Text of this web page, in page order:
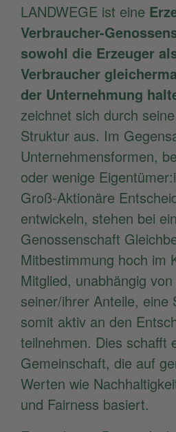
LANDWEGE ist eine
Verbraucher-
sowohl die Erzeuger
Verbraucher
der Unternehmung
zeichnet sich durch
Struktur aus. Im
Unternehmensformen,
oder wenige
Groß-Aktionäre
entwickeln, stehen bei
Genossenschaft
Mitbestimmung hoch im
Mitglied, unabhängig
seiner/ihrer Anteile, eine
somit aktiv an den
teilnehmen. Dies schafft
Gemeinschaft, die auf
Werten wie
und Fairness basiert.